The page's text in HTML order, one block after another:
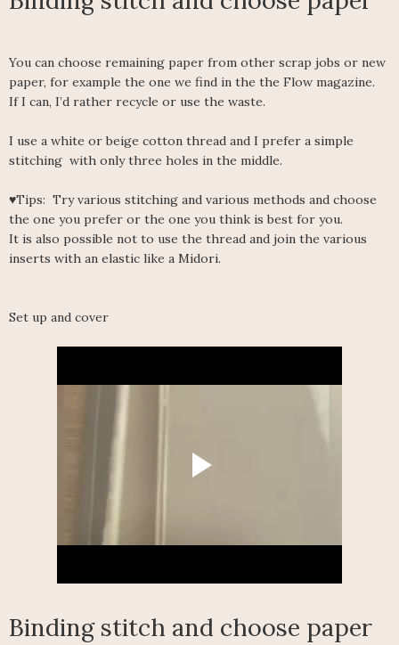
You can choose remaining paper from other scrap jobs or new
paper, for example the one we find in the the Flow magazine.
If I can, I’d rather recycle or use the waste.
I use a white or beige cotton thread and I prefer a simple
stitching with only three holes in the middle.
♥Tips: Try various stitching and various methods and choose
the one you prefer or the one you think is best for you.
It is also possible not to use the thread and join the various
inserts with an elastic like a Midori.
Set up and cover
Binding stitch and choose paper